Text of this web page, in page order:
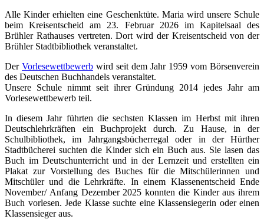
Alle Kinder erhielten eine Geschenktüte. Maria wird unsere Schule
beim Kreisentscheid am 23. Februar 2026 im Kapitelsaal des
Brühler Rathauses vertreten. Dort wird der Kreisentscheid von der
Brühler Stadtbibliothek veranstaltet.
Der Vorlesewettbewerb wird seit dem Jahr 1959 vom Börsenverein
des Deutschen Buchhandels veranstaltet.
Unsere Schule nimmt seit ihrer Gründung 2014 jedes Jahr am
Vorlesewettbewerb teil.
In diesem Jahr führten die sechsten Klassen im Herbst mit ihren
Deutschlehrkräften ein Buchprojekt durch. Zu Hause, in der
Schulbibliothek, im Jahrgangsbücherregal oder in der Hürther
Stadtbücherei suchten die Kinder sich ein Buch aus. Sie lasen das
Buch im Deutschunterricht und in der Lernzeit und erstellten ein
Plakat zur Vorstellung des Buches für die Mitschülerinnen und
Mitschüler und die Lehrkräfte. In einem Klassenentscheid Ende
November/ Anfang Dezember 2025 konnten die Kinder aus ihrem
Buch vorlesen. Jede Klasse suchte eine Klassensiegerin oder einen
Klassensieger aus.